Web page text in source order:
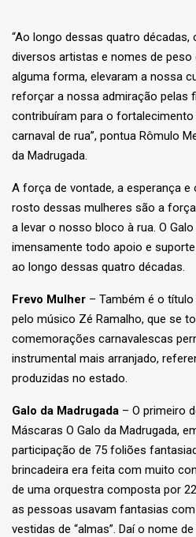
“Ao longo dessas quatro décadas,
diversos artistas e nomes de peso
alguma forma, elevaram a nossa
reforçar a nossa admiração pelas
contribuíram para o
carnaval de rua”, pontua Rômulo
da Madrugada.
A força de vontade, a esperança
rosto dessas mulheres são a
a levar o nosso bloco à rua. O
imensamente todo apoio e
ao longo dessas quatro décadas.
Frevo Mulher – Também é o
pelo músico Zé Ramalho, que se
comemorações carnavalescas
instrumental mais arranjado,
produzidas no estado.
Galo da Madrugada – O primeiro
Máscaras O Galo da Madrugada,
participação de 75 foliões
brincadeira era feita com muito
de uma orquestra composta por
as pessoas usavam fantasias
vestidas de “almas”. Daí o nome de